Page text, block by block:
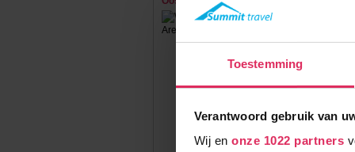
Toestemming
Verantwoord gebruik van
Wij en onze 1022 partners